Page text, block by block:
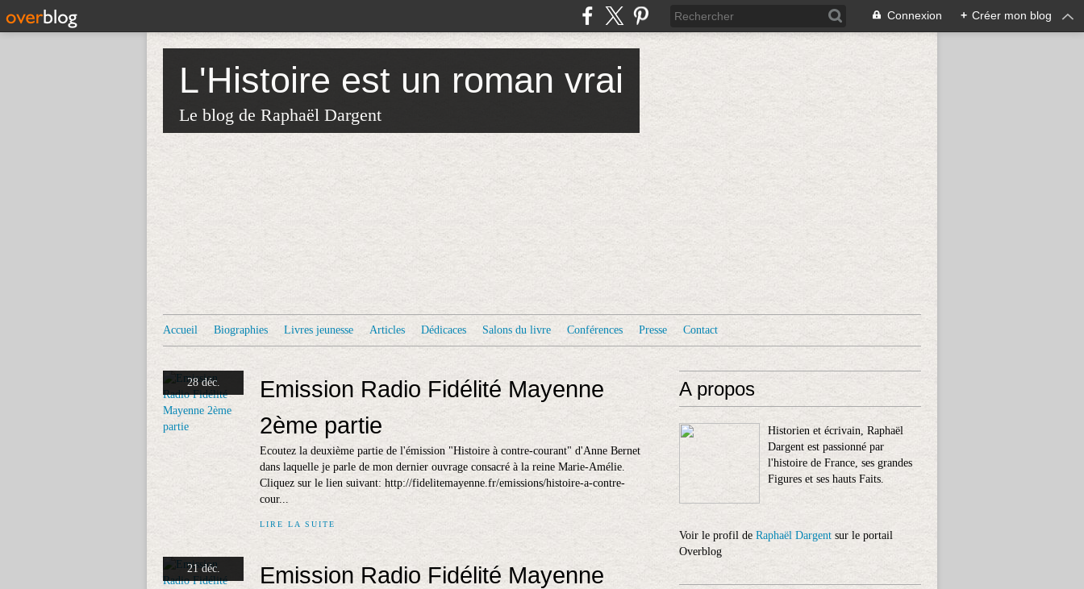
Connexion + Créer mon blog
L'Histoire est un roman vrai
Le blog de Raphaël Dargent
Accueil Biographies Livres jeunesse Articles Dédicaces Salons du livre Conférences Presse Contact
28 déc.
Emission Radio Fidélité Mayenne
2ème partie
Ecoutez la deuxième partie de l'émission "Histoire à contre-courant" d'Anne Bernet
dans laquelle je parle de mon dernier ouvrage consacré à la reine Marie-Amélie.
Cliquez sur le lien suivant: http://fidelitemayenne.fr/emissions/histoire-a-contre-
cour...
LIRE LA SUITE
21 déc.
Emission Radio Fidélité Mayenne
A propos
Historien et écrivain, Raphaël
Dargent est passionné par
l'histoire de France, ses grandes
Figures et ses hauts Faits.
Voir le profil de Raphaël Dargent sur le portail
Overblog